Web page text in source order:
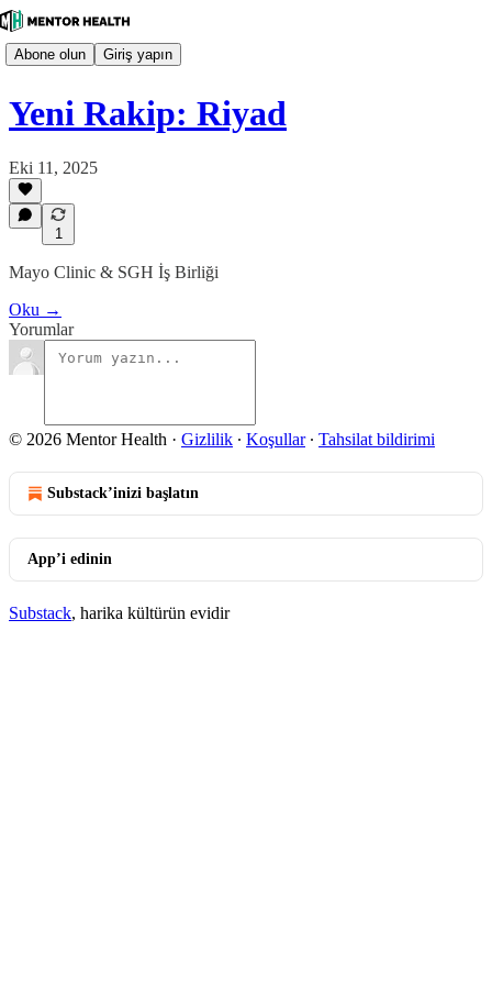
Abone olun Giriş yapın
Yeni Rakip: Riyad
Eki 11, 2025
1
Mayo Clinic & SGH İş Birliği
Oku →
Yorumlar
© 2026 Mentor Health · Gizlilik ∙ Koşullar∙ Tahsilat bildirimi
Substack’inizi başlatın
App’i edinin
Substack, harika kültürün evidir